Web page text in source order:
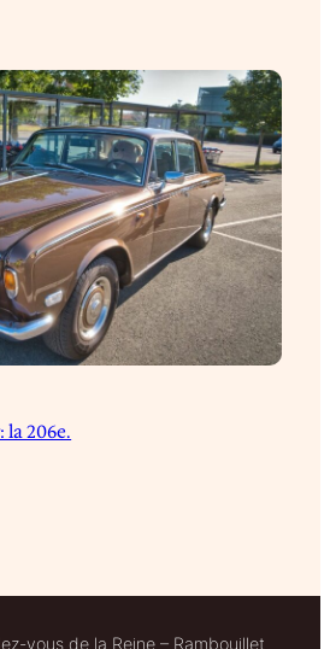
206e.
vous de la Reine – Rambouillet